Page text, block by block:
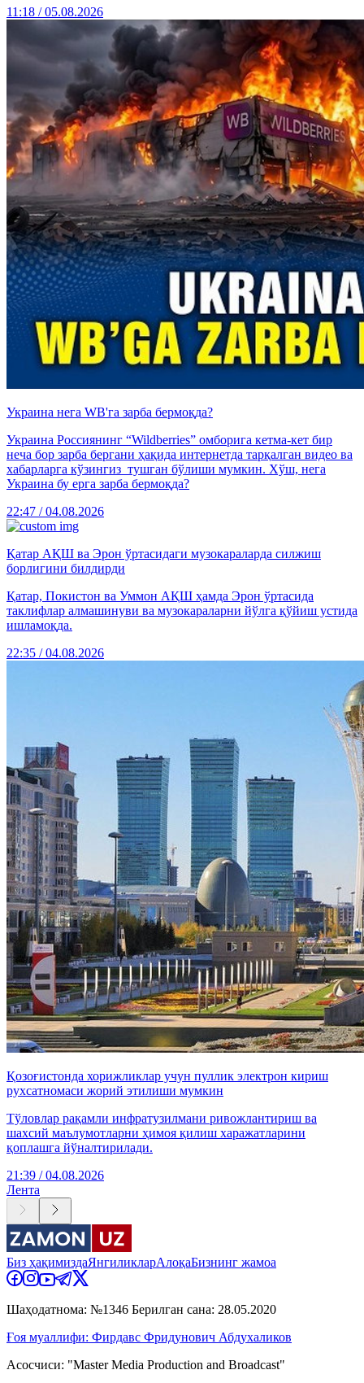
11:18 / 05.08.2026
Украина нега WB'га зарба бермоқда?
Украина Россиянинг “Wildberries” омборига кетма-кет бир
неча бор зарба бергани ҳақида интернетда тарқалган видео ва
хабарларга кўзингиз тушган бўлиши мумкин. Хўш, нега
Украина бу ерга зарба бермоқда?
22:47 / 04.08.2026
Қатар АҚШ ва Эрон ўртасидаги музокараларда силжиш
борлигини билдирди
Қатар, Покистон ва Уммон АҚШ ҳамда Эрон ўртасида
таклифлар алмашинуви ва музокараларни йўлга қўйиш устида
ишламоқда.
22:35 / 04.08.2026
Қозоғистонда хорижликлар учун пуллик электрон кириш
рухсатномаси жорий этилиши мумкин
Тўловлар рақамли инфратузилмани ривожлантириш ва
шахсий маълумотларни ҳимоя қилиш харажатларини
қоплашга йўналтирилади.
21:39 / 04.08.2026
Лента
Биз ҳақимиздаЯнгиликларАлоқаБизнинг жамоа
Шаҳодатнома: №1346 Берилган сана: 28.05.2020
Ғоя муаллифи: Фирдавс Фридунович Абдухаликов
Асосчиси: "Master Media Production and Broadcast"